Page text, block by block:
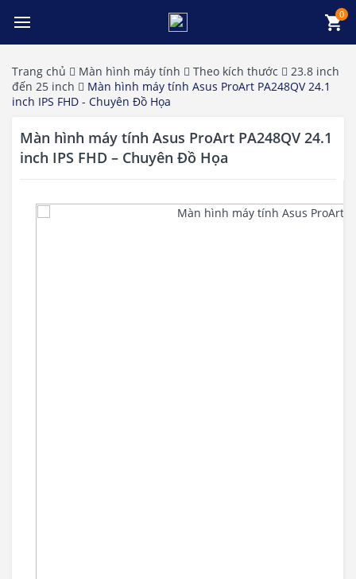
Trang chủ Màn hình máy tính Theo kích thước
23.8 inch
đến 25 inch
Màn hình máy tính Asus ProArt PA248QV 24.1
inch IPS FHD - Chuyên Đồ Họa
Màn hình máy tính Asus ProArt PA248QV 24.1
inch IPS FHD – Chuyên Đồ Họa
0